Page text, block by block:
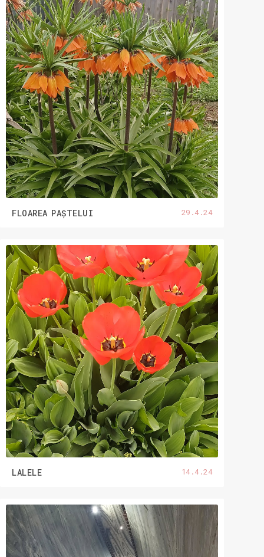
FLOAREA PAȘTELUI 29.4.24
LALELE 14.4.24